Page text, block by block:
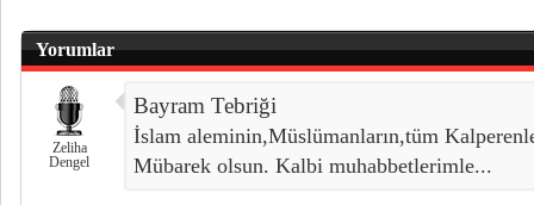
Yorumlar
Zeliha
Dengel
Bayram Tebriği
İslam aleminin,Müslümanların,tüm
Mübarek olsun. Kalbi muhabbetlerimle...